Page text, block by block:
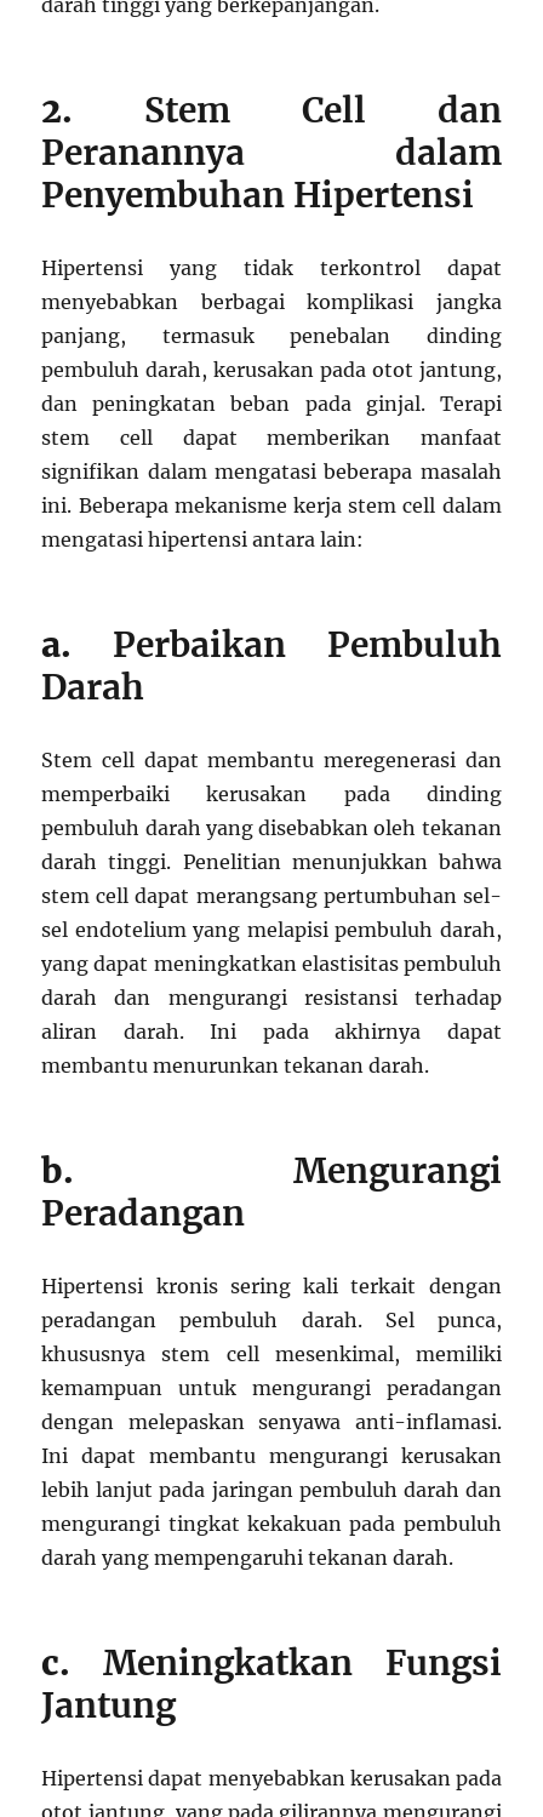
darah tinggi yang berkepanjangan.
2. Stem Cell dan
Peranannya dalam
Penyembuhan Hipertensi
Hipertensi yang tidak terkontrol dapat
menyebabkan berbagai komplikasi jangka
panjang, termasuk penebalan dinding
pembuluh darah, kerusakan pada otot jantung,
dan peningkatan beban pada ginjal. Terapi
stem cell dapat memberikan manfaat
signifikan dalam mengatasi beberapa masalah
ini. Beberapa mekanisme kerja stem cell dalam
mengatasi hipertensi antara lain:
a. Perbaikan Pembuluh
Darah
Stem cell dapat membantu meregenerasi dan
memperbaiki kerusakan pada dinding
pembuluh darah yang disebabkan oleh tekanan
darah tinggi. Penelitian menunjukkan bahwa
stem cell dapat merangsang pertumbuhan sel-
sel endotelium yang melapisi pembuluh darah,
yang dapat meningkatkan elastisitas pembuluh
darah dan mengurangi resistansi terhadap
aliran darah. Ini pada akhirnya dapat
membantu menurunkan tekanan darah.
b. Mengurangi
Peradangan
Hipertensi kronis sering kali terkait dengan
peradangan pembuluh darah. Sel punca,
khususnya stem cell mesenkimal, memiliki
kemampuan untuk mengurangi peradangan
dengan melepaskan senyawa anti-inflamasi.
Ini dapat membantu mengurangi kerusakan
lebih lanjut pada jaringan pembuluh darah dan
mengurangi tingkat kekakuan pada pembuluh
darah yang mempengaruhi tekanan darah.
c. Meningkatkan Fungsi
Jantung
Hipertensi dapat menyebabkan kerusakan pada